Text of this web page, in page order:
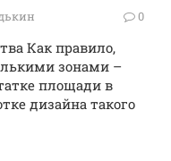
0
Как правило,
зонами –
площади в
дизайна такого